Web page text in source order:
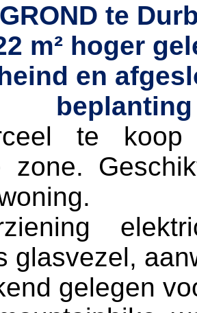
te
m² hoger
en
te
zone.
glasvezel,
gelegen